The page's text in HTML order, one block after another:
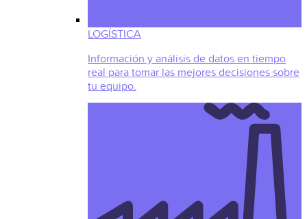
LOGÍSTICA
Información y análisis de datos en tiempo
real para tomar las mejores decisiones sobre
tu equipo.